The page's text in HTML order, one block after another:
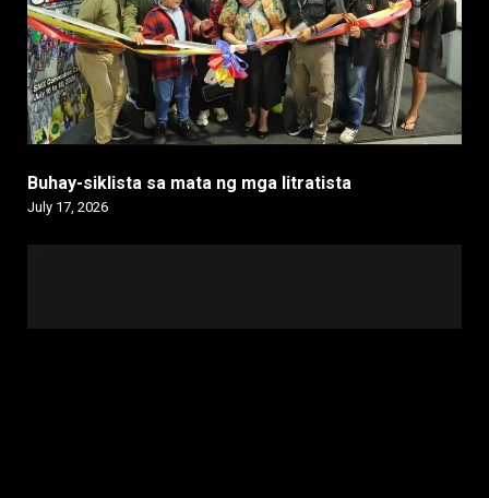
Buhay-siklista sa mata ng mga litratista
July 17, 2026